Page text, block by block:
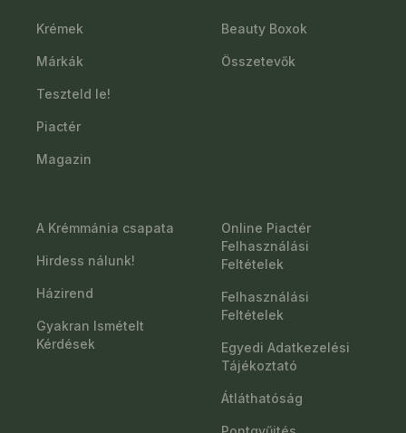
Krémek
Márkák
Teszteld le!
Piactér
Magazin
Beauty Boxok
Összetevők
A Krémmánia csapata
Hirdess nálunk!
Házirend
Gyakran Ismételt
Kérdések
Online Piactér
Felhasználási
Feltételek
Felhasználási
Feltételek
Egyedi Adatkezelési
Tájékoztató
Átláthatóság